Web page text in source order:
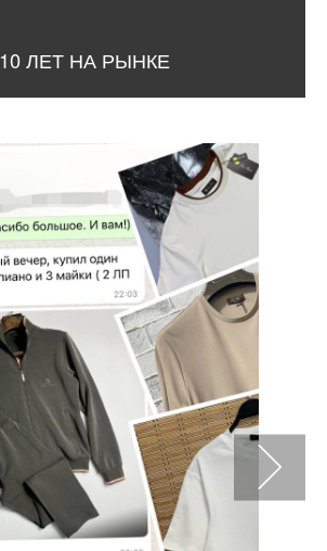
10 ЛЕТ НА РЫНКЕ